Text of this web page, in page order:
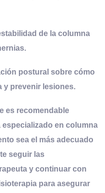
de la columna
postural sobre cómo
y prevenir lesiones.
es recomendable
en columna
sea el más adecuado
seguir las
y continuar con
para asegurar